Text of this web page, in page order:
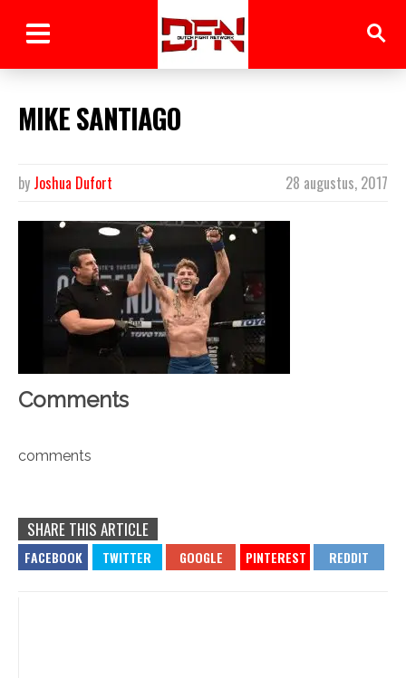
MIKE SANTIAGO
28 augustus, 2017
by Joshua Dufort
Comments
comments
SHARE THIS ARTICLE